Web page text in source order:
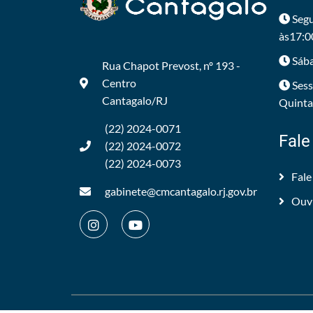
Rua Chapot Prevost, nº 193 -
Centro
Cantagalo/RJ
(22) 2024-0071
(22) 2024-0072
(22) 2024-0073
gabinete@cmcantagalo.rj.gov.br